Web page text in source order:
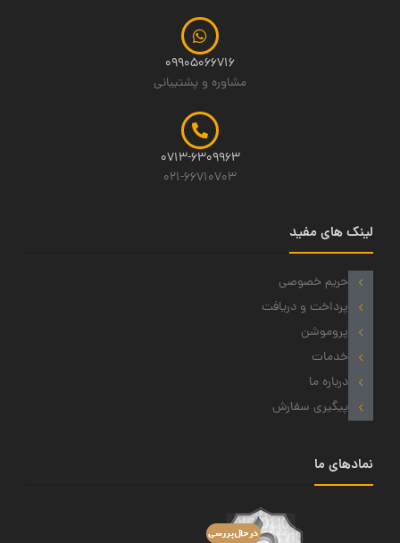
09905066716
مشاوره و پشتیبانی
0713-6309963
021-66710703
لینک های مفید
حریم خصوصی
پرداخت و دریافت
پروموشن
خدمات
درباره ما
پیگیری سفارش
نمادهای ما